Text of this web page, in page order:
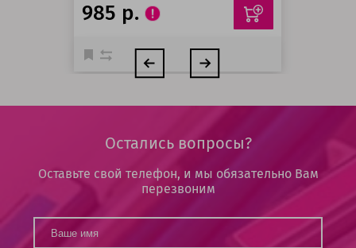
985 р.
Остались вопросы?
Оставьте свой телефон, и мы обязательно Вам
перезвоним